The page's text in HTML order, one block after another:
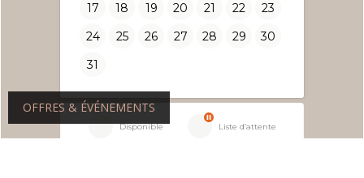
OFFRES & ÉVÉNEMENTS